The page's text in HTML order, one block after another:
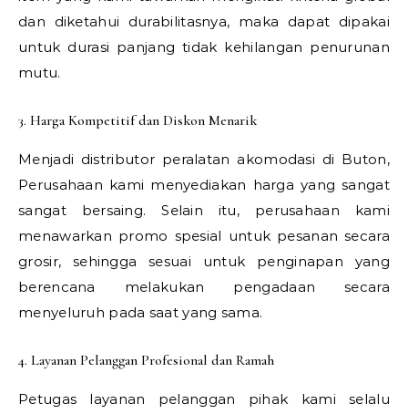
dan diketahui durabilitasnya, maka dapat dipakai
untuk durasi panjang tidak kehilangan penurunan
mutu.
3. Harga Kompetitif dan Diskon Menarik
Menjadi distributor peralatan akomodasi di Buton,
Perusahaan kami menyediakan harga yang sangat
sangat bersaing. Selain itu, perusahaan kami
menawarkan promo spesial untuk pesanan secara
grosir, sehingga sesuai untuk penginapan yang
berencana melakukan pengadaan secara
menyeluruh pada saat yang sama.
4. Layanan Pelanggan Profesional dan Ramah
Petugas layanan pelanggan pihak kami selalu